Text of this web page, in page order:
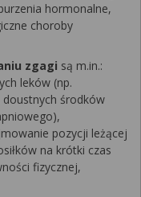
hormonalne,
choroby
zgagi są m.in.:
leków (np.
środków
pozycji leżącej
na krótki czas
fizycznej,